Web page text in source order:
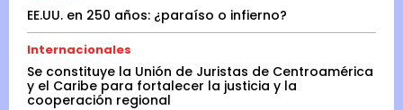
EE.UU. en 250 años: ¿paraíso o infierno?
Internacionales
Se constituye la Unión de Juristas de Centroamérica
y el Caribe para fortalecer la justicia y la
cooperación regional